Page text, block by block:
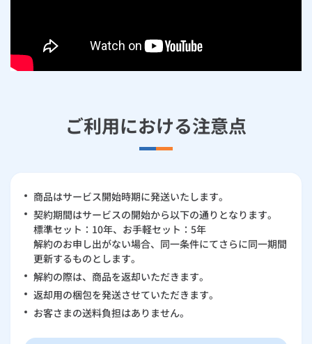
ご利用における注意点
商品はサービス開始時期に発送いたします。
契約期間はサービスの開始から以下の通りとなります。
標準セット：10年、お手軽セット：5年
解約のお申し出がない場合、同一条件にてさらに同一期間
更新するものとします。
解約の際は、商品を返却いただきます。
返却用の梱包を発送させていただきます。
お客さまの送料負担はありません。